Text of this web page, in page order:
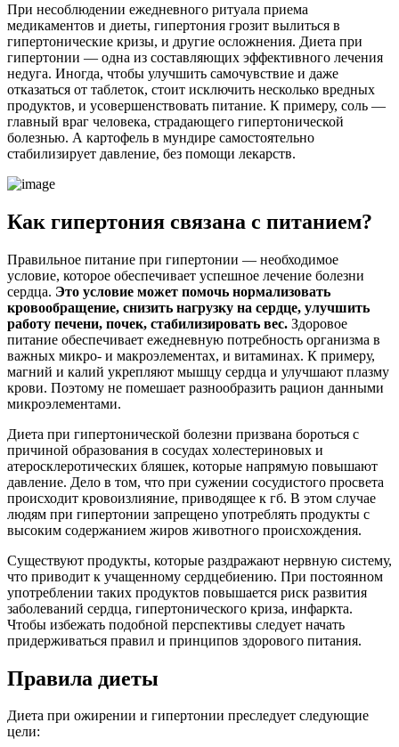
При несоблюдении ежедневного ритуала приема
медикаментов и диеты, гипертония грозит вылиться в
гипертонические кризы, и другие осложнения. Диета при
гипертонии — одна из составляющих эффективного лечения
недуга. Иногда, чтобы улучшить самочувствие и даже
отказаться от таблеток, стоит исключить несколько вредных
продуктов, и усовершенствовать питание. К примеру, соль —
главный враг человека, страдающего гипертонической
болезнью. А картофель в мундире самостоятельно
стабилизирует давление, без помощи лекарств.
Как гипертония связана с питанием?
Правильное питание при гипертонии — необходимое
условие, которое обеспечивает успешное лечение болезни
сердца. Это условие может помочь нормализовать
кровообращение, снизить нагрузку на сердце, улучшить
работу печени, почек, стабилизировать вес. Здоровое
питание обеспечивает ежедневную потребность организма в
важных микро- и макроэлементах, и витаминах. К примеру,
магний и калий укрепляют мышцу сердца и улучшают плазму
крови. Поэтому не помешает разнообразить рацион данными
микроэлементами.
Диета при гипертонической болезни призвана бороться с
причиной образования в сосудах холестериновых и
атеросклеротических бляшек, которые напрямую повышают
давление. Дело в том, что при сужении сосудистого просвета
происходит кровоизлияние, приводящее к гб. В этом случае
людям при гипертонии запрещено употреблять продукты с
высоким содержанием жиров животного происхождения.
Существуют продукты, которые раздражают нервную систему,
что приводит к учащенному сердцебиению. При постоянном
употреблении таких продуктов повышается риск развития
заболеваний сердца, гипертонического криза, инфаркта.
Чтобы избежать подобной перспективы следует начать
придерживаться правил и принципов здорового питания.
Правила диеты
Диета при ожирении и гипертонии преследует следующие
цели: